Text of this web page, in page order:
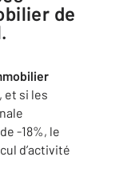
de
, et si les
-18%, le
d’activité